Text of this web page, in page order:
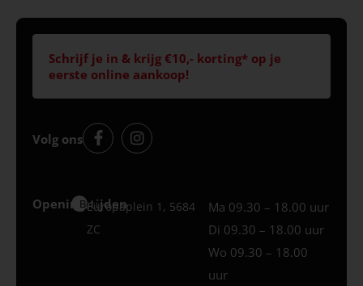
Schrijf je in & krijg €10,- korting* op je
eerste online aankoop!
Volg ons
Openingstijden
Best
Europaplein 1, 5684
ZC
Ma 09.30 – 18.00 uur
Di 09.30 – 18.00 uur
Wo 09.30 – 18.00
uur